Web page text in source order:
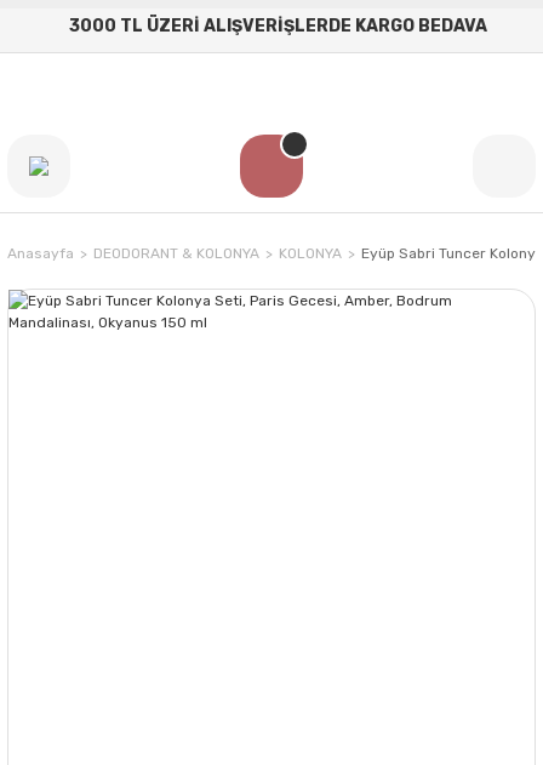
3000 TL ÜZERİ ALIŞVERİŞLERDE KARGO BEDAVA
Anasayfa DEODORANT & KOLONYA KOLONYA Eyüp Sabri Tuncer